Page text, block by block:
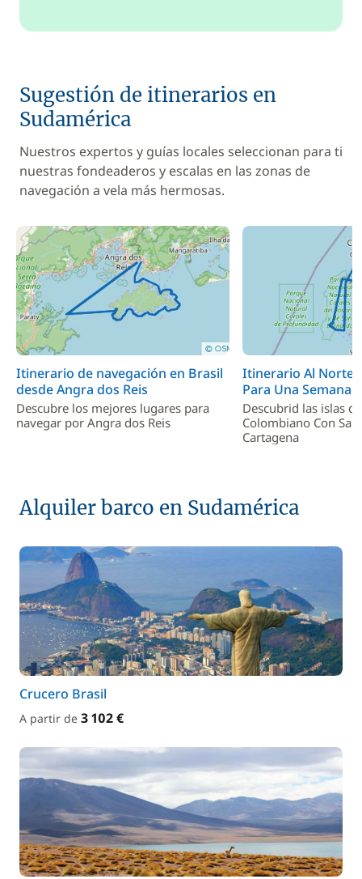
Sugestión de itinerarios en
Sudamérica
Nuestros expertos y guías locales seleccionan para ti
nuestras fondeaderos y escalas en las zonas de
navegación a vela más hermosas.
Itinerario de navegación en Brasil
desde Angra dos Reis
Descubre los mejores lugares para
navegar por Angra dos Reis
Itinerario Al Norte
Para Una Semana
Descubrid las islas
Colombiano Con
Cartagena
Alquiler barco en Sudamérica
Crucero Brasil
A partir de 3 102 €